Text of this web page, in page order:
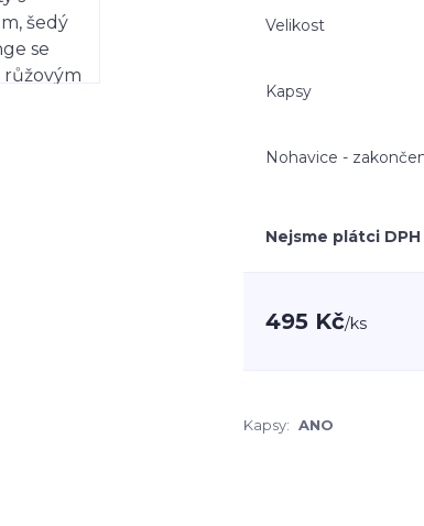
Velikost
Kapsy
Nohavice -
Nejsme plátci DPH
495 Kč/ks
Kapsy: ANO